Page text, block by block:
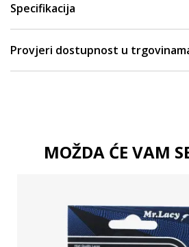
Specifikacija
Provjeri dostupnost u
MOŽDA ĆE VAM